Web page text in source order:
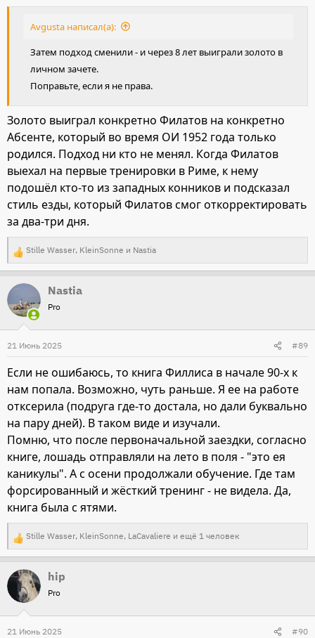
Avgusta написал(а):
Затем подход сменили - и через 8 лет выиграли золото в
личном зачете.
Поправьте, если я не права.
Золото выиграл конкретно Филатов на конкретно
Абсенте, который во время ОИ 1952 года только
родился. Подход ни кто не менял. Когда Филатов
выехал на первые тренировки в Риме, к нему
подошёл кто-то из западных конников и подсказал
стиль езды, который Филатов смог откорректировать
за два-три дня.
Р
е
а
к
и
и
:
Stille Wasser, KleinSonne и Nastia
Nastia
Pro
21 Июнь 2025 #89
Если не ошибаюсь, то книга Филлиса в начале 90-х к
нам попала. Возможно, чуть раньше. Я ее на работе
отксерила (подруга где-то достала, но дали буквально
на пару дней). В таком виде и изучали.
Помню, что после первоначальной заездки, согласно
книге, лошадь отправляли на лето в поля - "это ея
каникулы". А с осени продолжали обучение. Где там
форсированный и жёсткий тренинг - не видела. Да,
книга была с ятями.
Р
е
а
и
Stille Wasser, KleinSonne, LaCavaliere и ещё 1 человек
hip
Pro
21 Июнь 2025 #90